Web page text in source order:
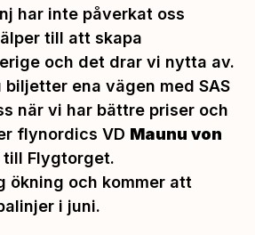
har inte påverkat oss
till att skapa
och det drar vi nytta av.
biljetter ena vägen med SAS
när vi har bättre priser och
flynordics VD Maunu von
till Flygtorget.
ökning och kommer att
i juni.